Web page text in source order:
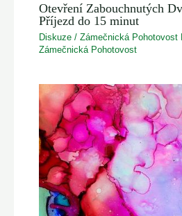
Otevření Zabouchnutých
Příjezd do 15 minut
Diskuze /Zámečnická Pohotovost
Zámečnická Pohotovost